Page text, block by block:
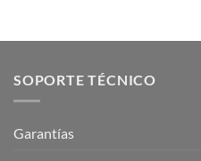
SOPORTE TÉCNICO
Garantías